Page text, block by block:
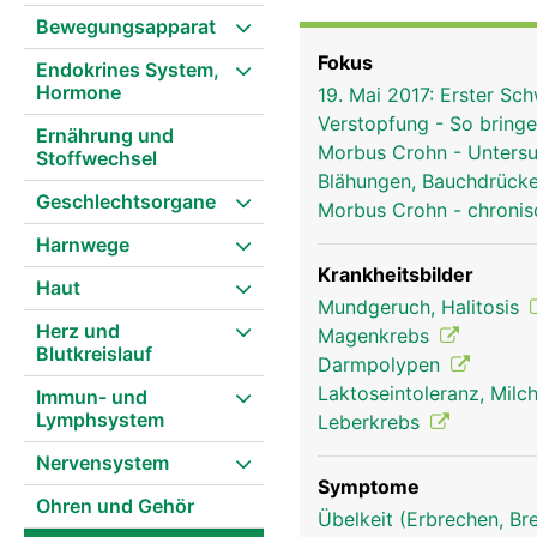
Bewegungsapparat
Endokrines System,
Hormone
Ernährung und
Stoffwechsel
Geschlechtsorgane
Harnwege
Haut
Herz und
Blutkreislauf
Immun- und
Lymphsystem
Nervensystem
Ohren und Gehör
Dabei helfen die
Wichtige Nährstoffe
gelangen über die
sie gespeichert und
als Stuhl aus dem
wellenförmige
Fokus
19. Mai 2017: Erster
Verstopfung - So
Morbus Crohn -
Blähungen,
Morbus Crohn -
Krankheitsbilder
Mundgeruch, Halitosis
Magenkrebs
Darmpolypen
Laktoseintoleranz,
Leberkrebs
Symptome
Übelkeit (Erbrechen,